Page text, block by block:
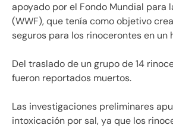
apoyado por el Fondo Mundial para
(WWF), que tenía como objetivo
seguros para los rinocerontes en un
Del traslado de un grupo de 14
fueron reportados muertos.
Las investigaciones preliminares
intoxicación por sal, ya que los